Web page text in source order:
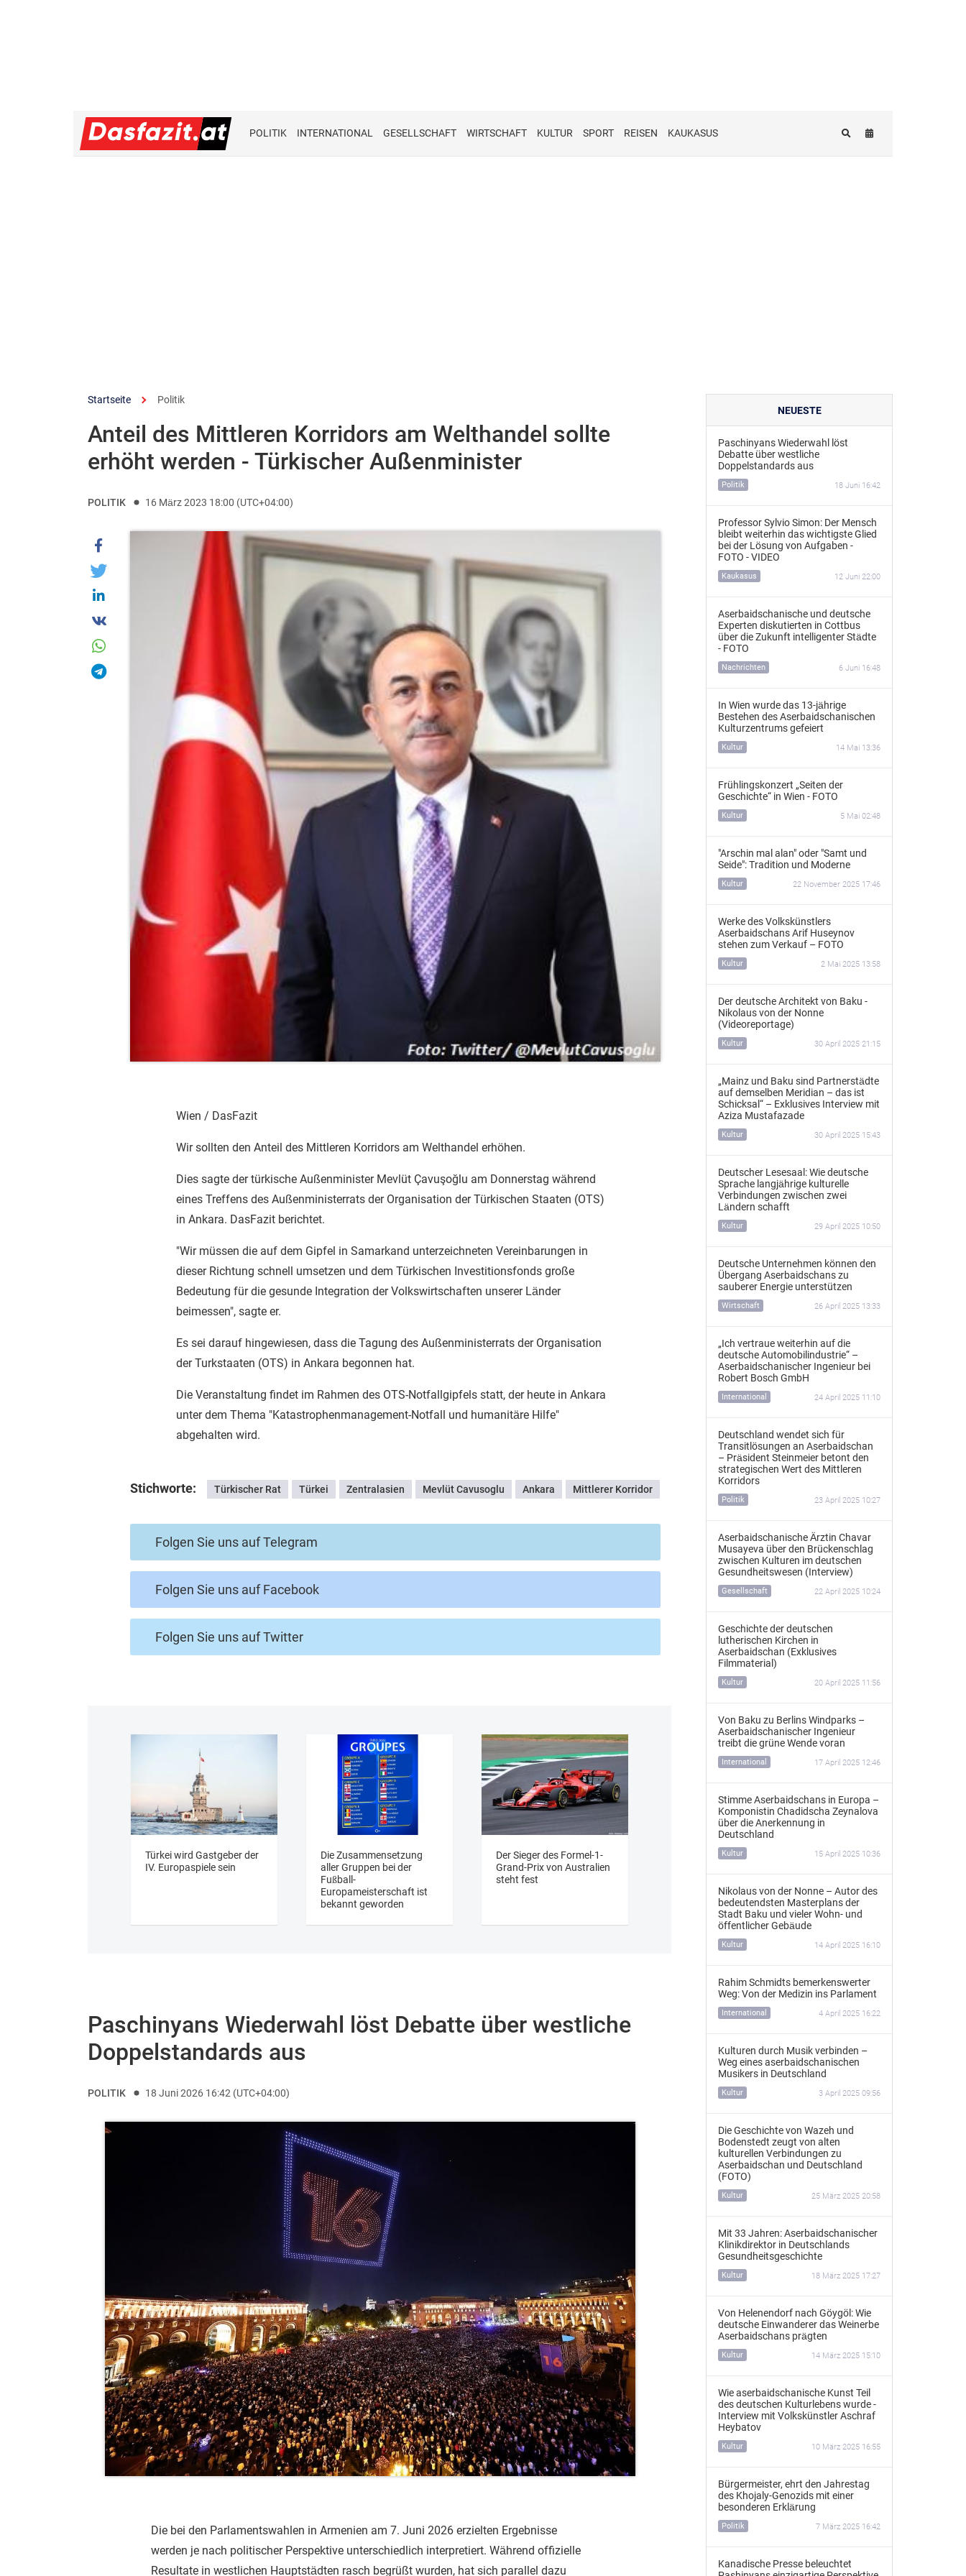
POLITIK INTERNATIONAL GESELLSCHAFT WIRTSCHAFT KULTUR SPORT REISEN KAUKASUS
Startseite Politik
Anteil des Mittleren Korridors am Welthandel sollte
erhöht werden - Türkischer Außenminister
POLITIK 16 März 2023 18:00 (UTC+04:00)
Wien / DasFazit
Wir sollten den Anteil des Mittleren Korridors am Welthandel erhöhen.
Dies sagte der türkische Außenminister Mevlüt Çavuşoğlu am Donnerstag während
eines Treffens des Außenministerrats der Organisation der Türkischen Staaten (OTS)
in Ankara. DasFazit berichtet.
"Wir müssen die auf dem Gipfel in Samarkand unterzeichneten Vereinbarungen in
dieser Richtung schnell umsetzen und dem Türkischen Investitionsfonds große
Bedeutung für die gesunde Integration der Volkswirtschaften unserer Länder
beimessen", sagte er.
Es sei darauf hingewiesen, dass die Tagung des Außenministerrats der Organisation
der Turkstaaten (OTS) in Ankara begonnen hat.
Die Veranstaltung findet im Rahmen des OTS-Notfallgipfels statt, der heute in Ankara
unter dem Thema "Katastrophenmanagement-Notfall und humanitäre Hilfe"
abgehalten wird.
Stichworte: Türkischer Rat Türkei Zentralasien Mevlüt Cavusoglu Ankara Mittlerer Korridor
Folgen Sie uns auf Telegram
Folgen Sie uns auf Facebook
Folgen Sie uns auf Twitter
Türkei wird Gastgeber der
IV. Europaspiele sein
Die Zusammensetzung
aller Gruppen bei der
Fußball-
Europameisterschaft ist
bekannt geworden
Der Sieger des Formel-1-
Grand-Prix von Australien
steht fest
Paschinyans Wiederwahl löst Debatte über westliche
Doppelstandards aus
POLITIK 18 Juni 2026 16:42 (UTC+04:00)
Die bei den Parlamentswahlen in Armenien am 7. Juni 2026 erzielten Ergebnisse
werden je nach politischer Perspektive unterschiedlich interpretiert. Während offizielle
Resultate in westlichen Hauptstädten rasch begrüßt wurden, hat sich parallel dazu
NEUESTE
Paschinyans Wiederwahl löst
Debatte über westliche
Doppelstandards aus
Politik 18 Juni 16:42
Professor Sylvio Simon: Der Mensch
bleibt weiterhin das wichtigste Glied
bei der Lösung von Aufgaben -
FOTO - VIDEO
Kaukasus 12 Juni 22:00
Aserbaidschanische und deutsche
Experten diskutierten in Cottbus
über die Zukunft intelligenter Städte
- FOTO
Nachrichten 6 Juni 16:48
In Wien wurde das 13‑jährige
Bestehen des Aserbaidschanischen
Kulturzentrums gefeiert
Kultur 14 Mai 13:36
Frühlingskonzert „Seiten der
Geschichte“ in Wien - FOTO
Kultur 5 Mai 02:48
"Arschin mal alan" oder "Samt und
Seide": Tradition und Moderne
Kultur 22 November 2025 17:46
Werke des Volkskünstlers
Aserbaidschans Arif Huseynov
stehen zum Verkauf – FOTO
Kultur 2 Mai 2025 13:58
Der deutsche Architekt von Baku -
Nikolaus von der Nonne
(Videoreportage)
Kultur 30 April 2025 21:15
„Mainz und Baku sind Partnerstädte
auf demselben Meridian – das ist
Schicksal“ – Exklusives Interview mit
Aziza Mustafazade
Kultur 30 April 2025 15:43
Deutscher Lesesaal: Wie deutsche
Sprache langjährige kulturelle
Verbindungen zwischen zwei
Ländern schafft
Kultur 29 April 2025 10:50
Deutsche Unternehmen können den
Übergang Aserbaidschans zu
sauberer Energie unterstützen
Wirtschaft 26 April 2025 13:33
„Ich vertraue weiterhin auf die
deutsche Automobilindustrie“ –
Aserbaidschanischer Ingenieur bei
Robert Bosch GmbH
International 24 April 2025 11:10
Deutschland wendet sich für
Transitlösungen an Aserbaidschan
– Präsident Steinmeier betont den
strategischen Wert des Mittleren
Korridors
Politik 23 April 2025 10:27
Aserbaidschanische Ärztin Chavar
Musayeva über den Brückenschlag
zwischen Kulturen im deutschen
Gesundheitswesen (Interview)
Gesellschaft 22 April 2025 10:24
Geschichte der deutschen
lutherischen Kirchen in
Aserbaidschan (Exklusives
Filmmaterial)
Kultur 20 April 2025 11:56
Von Baku zu Berlins Windparks –
Aserbaidschanischer Ingenieur
treibt die grüne Wende voran
International 17 April 2025 12:46
Stimme Aserbaidschans in Europa –
Komponistin Chadidscha Zeynalova
über die Anerkennung in
Deutschland
Kultur 15 April 2025 10:36
Nikolaus von der Nonne – Autor des
bedeutendsten Masterplans der
Stadt Baku und vieler Wohn- und
öffentlicher Gebäude
Kultur 14 April 2025 16:10
Rahim Schmidts bemerkenswerter
Weg: Von der Medizin ins Parlament
International 4 April 2025 16:22
Kulturen durch Musik verbinden –
Weg eines aserbaidschanischen
Musikers in Deutschland
Kultur 3 April 2025 09:56
Die Geschichte von Wazeh und
Bodenstedt zeugt von alten
kulturellen Verbindungen zu
Aserbaidschan und Deutschland
(FOTO)
Kultur 25 März 2025 20:58
Mit 33 Jahren: Aserbaidschanischer
Klinikdirektor in Deutschlands
Gesundheitsgeschichte
Kultur 18 März 2025 17:27
Von Helenendorf nach Göygöl: Wie
deutsche Einwanderer das Weinerbe
Aserbaidschans prägten
Kultur 14 März 2025 15:10
Wie aserbaidschanische Kunst Teil
des deutschen Kulturlebens wurde -
Interview mit Volkskünstler Aschraf
Heybatov
Kultur 10 März 2025 16:55
Bürgermeister, ehrt den Jahrestag
des Khojaly-Genozids mit einer
besonderen Erklärung
Politik 7 März 2025 16:42
Kanadische Presse beleuchtet